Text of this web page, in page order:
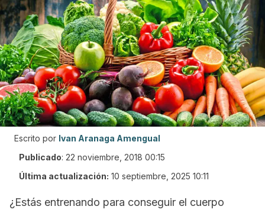
Escrito por Ivan Aranaga Amengual
Publicado: 22 noviembre, 2018 00:15
Última actualización: 10 septiembre, 2025 10:11
¿Estás entrenando para conseguir el cuerpo